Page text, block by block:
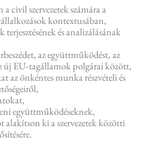
a civil szervezetek számára a
kontextusában,
terjesztésének és analizálásának
az együttműködést, az
új EU-tagállamok polgárai között,
az önkéntes munka részvételi és
együttműködéseknek,
alakítson ki a szervezetek közötti